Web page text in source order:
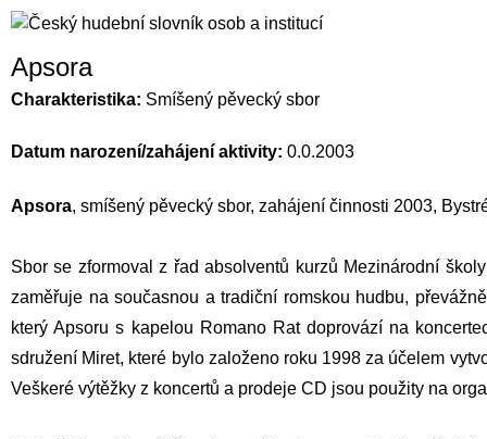
Apsora
Charakteristika: Smíšený pěvecký sbor
Datum narození/zahájení aktivity: 0.0.2003
Apsora, smíšený pěvecký sbor, zahájení činnosti 2003,
Sbor se zformoval z řad absolventů kurzů Mezinárodní
zaměřuje na současnou a tradiční romskou hudbu,
který Apsoru s kapelou Romano Rat doprovází na
sdružení Miret, které bylo založeno roku 1998 za účelem
Veškeré výtěžky z koncertů a prodeje CD jsou použity na